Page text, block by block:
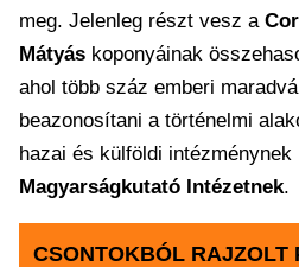
meg. Jelenleg részt vesz a
Mátyás koponyáinak
ahol több száz emberi
beazonosítani a történelmi
hazai és külföldi
Magyarságkutató Intézetnek.
CSONTOKBÓL RAJZOLT